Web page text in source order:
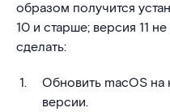
образом получится
10 и старше; версия 11
сделать:
Обновить macOS на
версии.